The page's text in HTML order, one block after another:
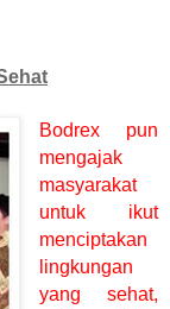
Bodrex pun
mengajak
masyarakat
untuk ikut
menciptakan
lingkungan
yang sehat,